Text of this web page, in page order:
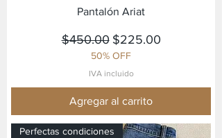
Pantalón Ariat
Precio
$450.00 Precio de oferta
$225.00
50% OFF
IVA incluido
Agregar al carrito
Perfectas condiciones